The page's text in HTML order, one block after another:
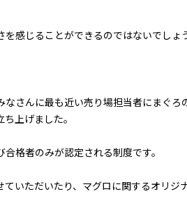
感じることができるのではないでしょ
さんに最も近い売り場担当者にまぐろ
上げました。
格者のみが認定される制度です。
いただいたり、マグロに関するオリジ